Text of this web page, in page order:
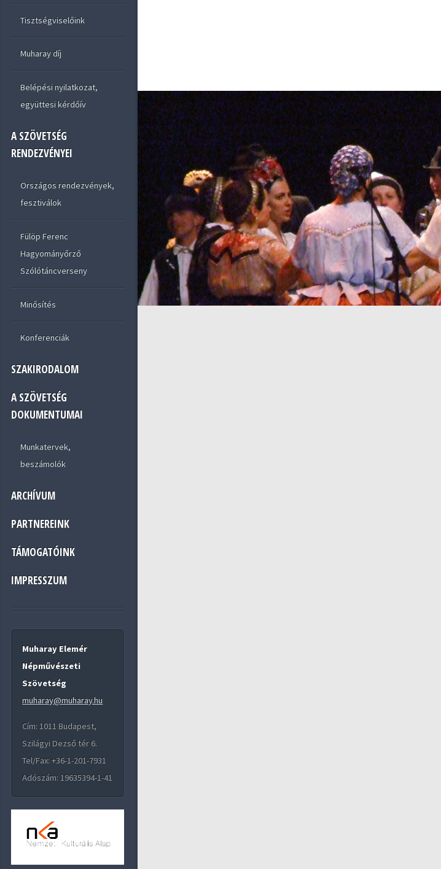
Tisztségviselőink
Muharay díj
Belépési nyilatkozat,
együttesi kérdőív
A SZÖVETSÉG
RENDEZVÉNYEI
Országos rendezvények,
fesztiválok
Fülöp Ferenc
Hagyományőrző
Szólótáncverseny
Minősítés
Konferenciák
SZAKIRODALOM
A SZÖVETSÉG
DOKUMENTUMAI
Munkatervek,
beszámolók
ARCHÍVUM
PARTNEREINK
TÁMOGATÓINK
IMPRESSZUM
Muharay Elemér
Népművészeti
Szövetség
muharay@muharay.hu
Cím: 1011 Budapest,
Szilágyi Dezső tér 6.
Tel/Fax: +36-1-201-7931
Adószám: 19635394-1-41